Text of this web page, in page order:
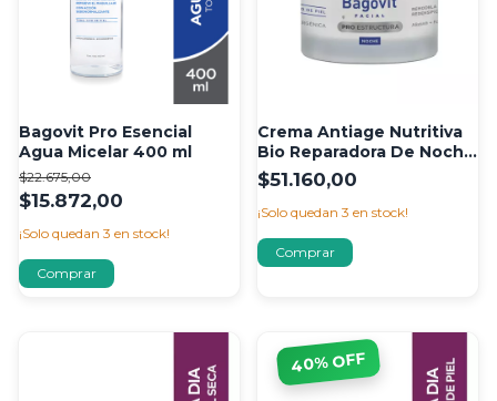
Bagovit Pro Esencial
Agua Micelar 400 ml
$15.872,00
$22.675,00
¡Solo quedan 3 en stock!
Crema Antiage Nutritiva
Bio Reparadora De Noche
Bagovit Pro Estructura
60g
$51.160,00
¡Solo quedan 3 en stock!
40% OFF